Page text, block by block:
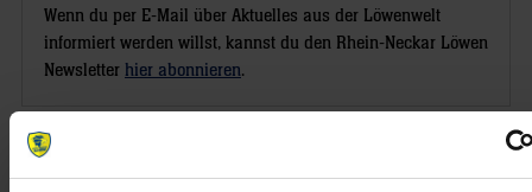
Wenn du per E-Mail über Aktuelles aus der Löwenwelt
informiert werden willst, kannst du den Rhein-Neckar Löwen
Newsletter hier abonnieren.
Post